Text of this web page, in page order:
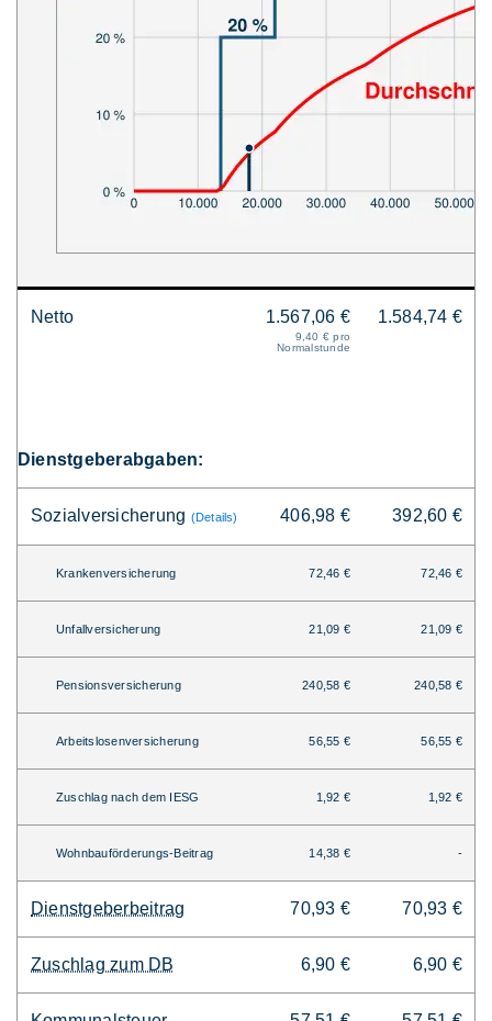
Netto 1.567,06 €
9,40 € pro
Normalstunde
1.584,74 €
Dienstgeberabgaben:
Sozialversicherung (Details) 406,98 € 392,60 €
Krankenversicherung 72,46 € 72,46 €
Unfallversicherung 21,09 € 21,09 €
Pensionsversicherung 240,58 € 240,58 €
Arbeitslosenversicherung 56,55 € 56,55 €
Zuschlag nach dem IESG 1,92 € 1,92 €
Wohnbauförderungs-Beitrag 14,38 € -
Dienstgeberbeitrag 70,93 € 70,93 €
Zuschlag zum DB 6,90 € 6,90 €